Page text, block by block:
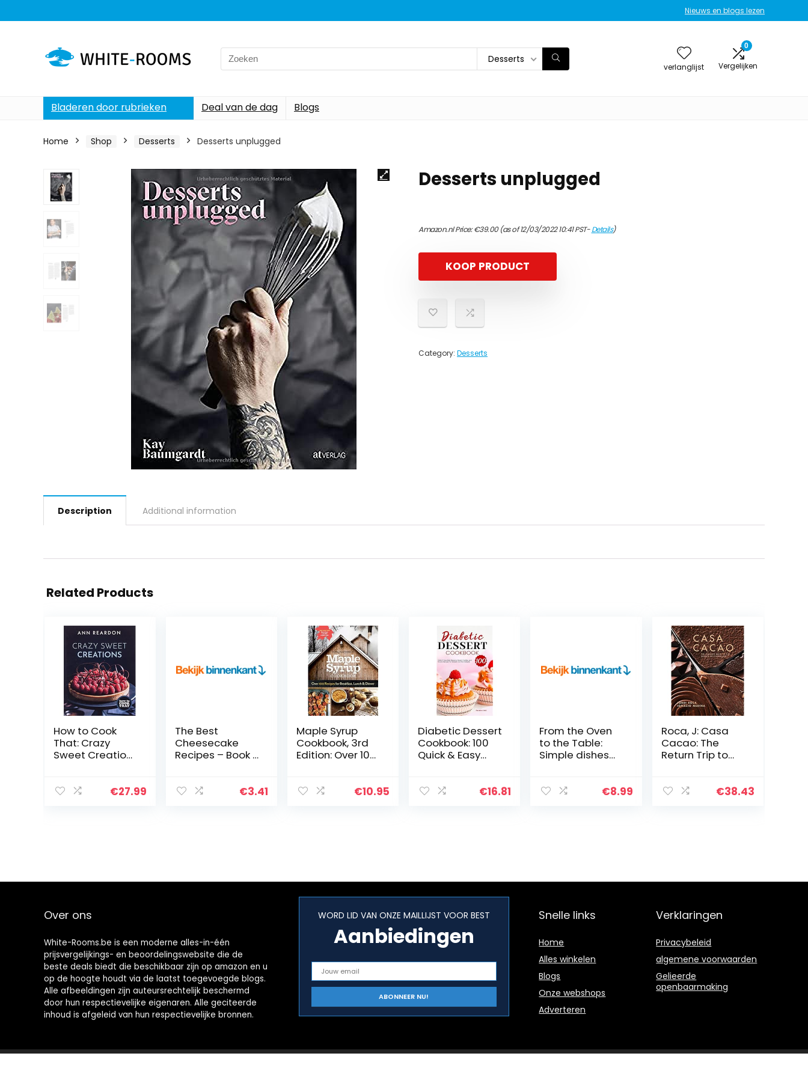
Nieuws en blogs lezen
Search
for:
Desserts
verlanglijst
0
Vergelijken
Bladeren door rubrieken Deal van de dag Blogs
Home Shop Desserts Desserts unplugged
Desserts unplugged
Amazon.nl Price:€39.00(as of 12/03/2022 10:41 PST-Details)
KOOP PRODUCT
Category: Desserts
Description Additional information
Related Products
How to Cook
That: Crazy
Sweet Creations
Baking,
€27.99
The Best
Cheesecake
Recipes – Book 1:
Goodness (The
€3.41
Maple Syrup
Cookbook, 3rd
Edition: Over 100
& Dinner
€10.95
Diabetic Dessert
Cookbook: 100
Quick & Easy
and Snacks
€16.81
From the Oven
to the Table:
Simple dishes
SUNDAY TIMES
€8.99
Roca, J: Casa
Cacao: The
Return Trip to
€38.43
Over ons
White-Rooms.be is een moderne alles-in-één
prijsvergelijkings- en beoordelingswebsite die de
beste deals biedt die beschikbaar zijn op amazon en u
op de hoogte houdt via de laatst toegevoegde blogs.
Alle afbeeldingen zijn auteursrechtelijk beschermd
door hun respectievelijke eigenaren. Alle geciteerde
inhoud is afgeleid van hun respectievelijke bronnen.
WORD LID VAN ONZE MAILLIJST VOOR BEST
Aanbiedingen
Snelle links
Home
Alles winkelen
Blogs
Onze webshops
Adverteren
Verklaringen
Privacybeleid
algemene voorwaarden
Gelieerde
openbaarmaking